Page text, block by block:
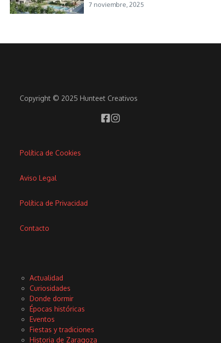
7 noviembre, 2025
Copyright © 2025 Hunteet Creativos
Política de Cookies
Aviso Legal
Política de Privacidad
Contacto
Actualidad
Curiosidades
Donde dormir
Épocas históricas
Eventos
Fiestas y tradiciones
Historia de Zaragoza